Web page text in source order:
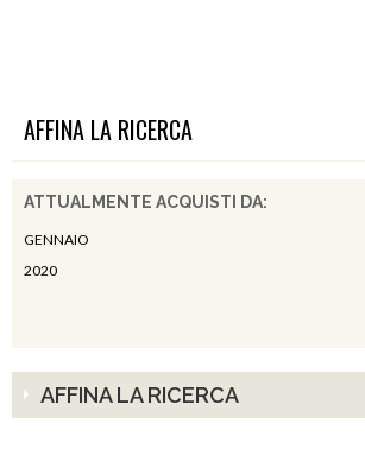
AFFINA LA RICERCA
ATTUALMENTE ACQUISTI DA:
GENNAIO
2020
AFFINA LA RICERCA